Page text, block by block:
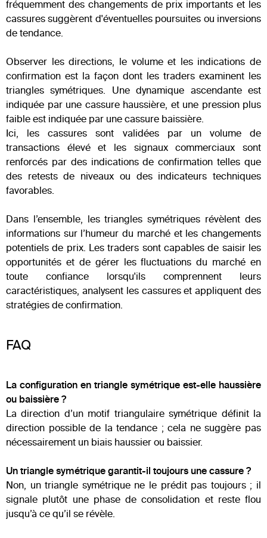
fréquemment des changements de prix importants et les
cassures suggèrent d'éventuelles poursuites ou inversions
de tendance.
Observer les directions, le volume et les indications de
confirmation est la façon dont les traders examinent les
triangles symétriques. Une dynamique ascendante est
indiquée par une cassure haussière, et une pression plus
faible est indiquée par une cassure baissière.
Ici, les cassures sont validées par un volume de
transactions élevé et les signaux commerciaux sont
renforcés par des indications de confirmation telles que
des retests de niveaux ou des indicateurs techniques
favorables.
Dans l’ensemble, les triangles symétriques révèlent des
informations sur l’humeur du marché et les changements
potentiels de prix. Les traders sont capables de saisir les
opportunités et de gérer les fluctuations du marché en
toute confiance lorsqu'ils comprennent leurs
caractéristiques, analysent les cassures et appliquent des
stratégies de confirmation.
FAQ
La configuration en triangle symétrique est-elle haussière
ou baissière ?
La direction d’un motif triangulaire symétrique définit la
direction possible de la tendance ; cela ne suggère pas
nécessairement un biais haussier ou baissier.
Un triangle symétrique garantit-il toujours une cassure ?
Non, un triangle symétrique ne le prédit pas toujours ; il
signale plutôt une phase de consolidation et reste flou
jusqu’à ce qu’il se révèle.